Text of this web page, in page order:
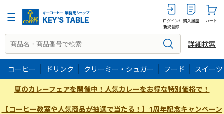
ログイン/
新規登録
購入履歴 カート
詳細検索
コーヒー ドリンク クリーミー・シュガー フード スイーツ
夏のカレーフェアを開催中！人気カレーをお得な特別価格で！
【コーヒー教室や人気商品が抽選で当たる！】1周年記念キャンペーン